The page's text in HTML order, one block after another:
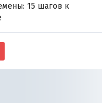
15 шагов к